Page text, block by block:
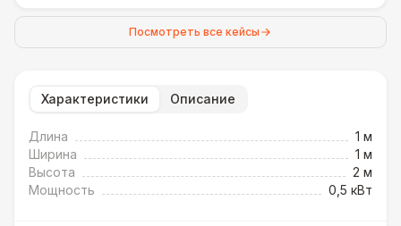
Посмотреть все кейсы
Характеристики Описание
Длина
1 м
Ширина
1 м
Высота
2 м
Мощность
0,5 кВт